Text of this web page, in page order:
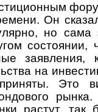
Он
но сама
заявления,
на
Это
растут, так